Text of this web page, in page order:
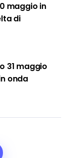
maggio in
di
31 maggio
onda